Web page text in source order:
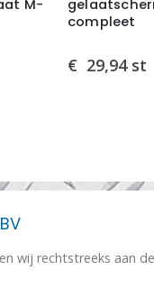
M-
compleet
€ 29,94 st
wij rechtstreeks aan